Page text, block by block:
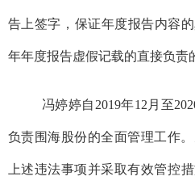
告上签字 ， 保证年度报告内容
年年度报告虚假记载的直接负责
冯婷婷自2019年12月至2
负责围海股份的全面管理工作
上述违法事项并采取有效管控